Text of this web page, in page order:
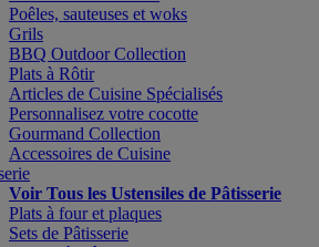
Poêles, sauteuses et woks
Grils
BBQ Outdoor Collection
Plats à Rôtir
Articles de Cuisine Spécialisés
Personnalisez votre cocotte
Gourmand Collection
Accessoires de Cuisine
Voir Tous les Ustensiles de Pâtisserie
Plats à four et plaques
Sets de Pâtisserie